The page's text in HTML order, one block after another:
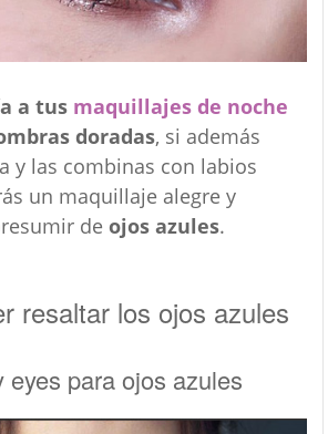
a tus maquillajes de noche
doradas, si además
y las combinas con labios
un maquillaje alegre y
de ojos azules.
resaltar los ojos azules
eyes para ojos azules